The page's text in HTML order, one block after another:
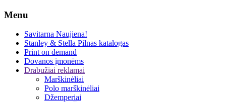
Menu
Savitarna Naujiena!
Stanley & Stella Pilnas katalogas
Print on demand
Dovanos įmonėms
Drabužiai reklamai
Marškinėliai
Polo marškinėliai
Džemperiai